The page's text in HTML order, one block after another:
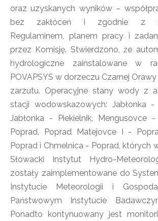
oraz uzyskanych wyników –
bez zakłóceń i zgodnie z
Regulaminem, planem pracy i
przez Komisję. Stwierdzono, że
hydrologiczne zainstalowane w
POVAPSYS w dorzeczu Czarnej
zarzutu. Operacyjne stany wody z
stacji wodowskazowych: Jabłonka -
Jabłonka - Piekielnik, Mengusovce
Poprad, Poprad Matejovce I -
Poprad i Chmelnica - Poprad, których
Słowacki Instytut Hydro-
zostały zaimplementowane do
Instytucie Meteorologii i
Państwowym Instytucie
Ponadto kontynuowany jest